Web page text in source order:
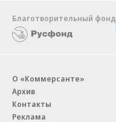
Благотворительный фонд
О «Коммерсанте»
Архив
Контакты
Реклама